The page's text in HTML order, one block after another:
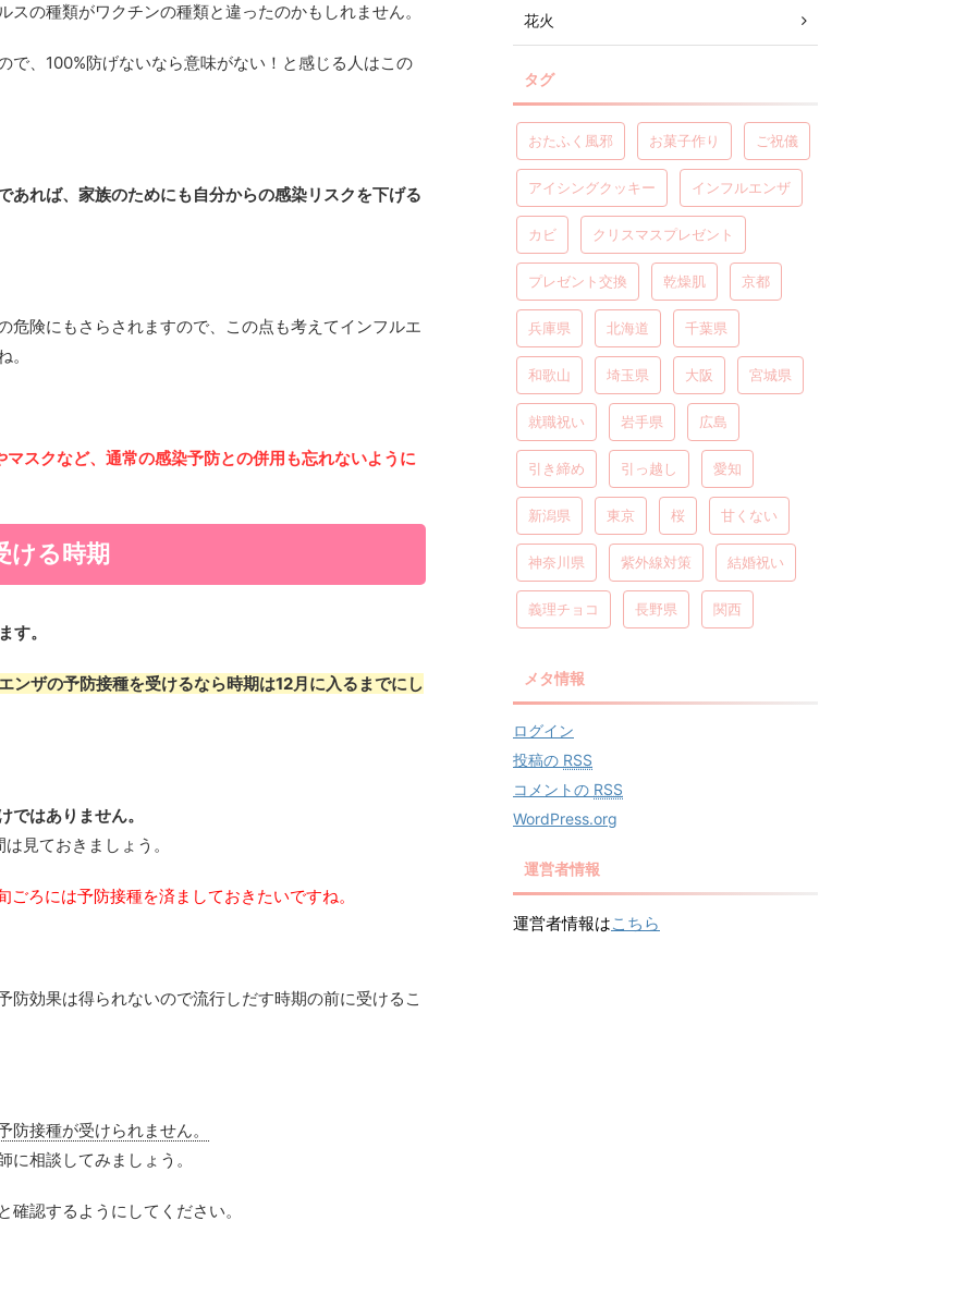
の種類がワクチンの種類と違ったのかもしれません。
で、100%防げないなら意味がない！と感じる人はこの
あれば、家族のためにも自分からの感染リスクを下げる
危険にもさらされますので、この点も考えてインフルエ
スクなど、通常の感染予防との併用も忘れないように
ける時期
す。
ンザの予防接種を受けるなら時期は12月に入るまでにし
はありません。
見ておきましょう。
ごろには予防接種を済ましておきたいですね。
効果は得られないので流行しだす時期の前に受けるこ
接種が受けられません。
相談してみましょう。
認するようにしてください。
花火
タグ
おたふく風邪 お菓子作り ご祝儀
アイシングクッキー インフルエンザ
カビ クリスマスプレゼント
プレゼント交換 乾燥肌 京都
兵庫県 北海道 千葉県
和歌山 埼玉県 大阪 宮城県
就職祝い 岩手県 広島
引き締め 引っ越し 愛知
新潟県 東京 桜 甘くない
神奈川県 紫外線対策 結婚祝い
義理チョコ 長野県 関西
メタ情報
ログイン
投稿の RSS
コメントの RSS
WordPress.org
運営者情報
運営者情報はこちら